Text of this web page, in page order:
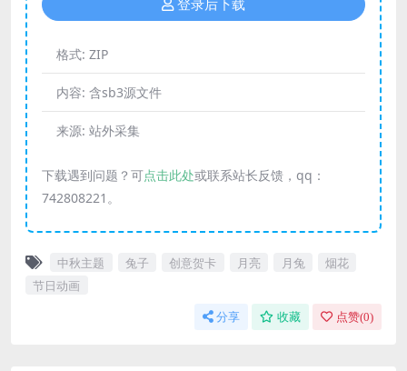
登录后下载
格式: ZIP
内容: 含sb3源文件
来源: 站外采集
下载遇到问题？可点击此处或联系站长反馈，qq：
742808221。
中秋主题 兔子 创意贺卡 月亮 月兔
烟花
节日动画
分享 收藏 点赞(0)